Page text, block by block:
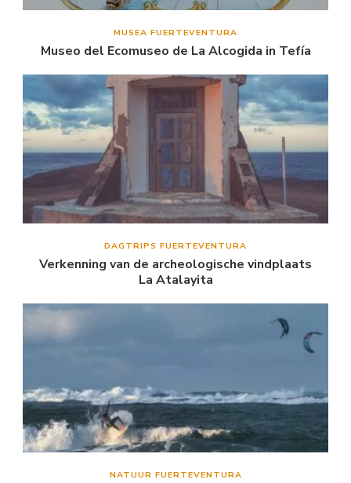
MUSEA FUERTEVENTURA
Museo del Ecomuseo de La Alcogida in Tefía
DAGTRIPS FUERTEVENTURA
Verkenning van de archeologische vindplaats
La Atalayita
NATUUR FUERTEVENTURA